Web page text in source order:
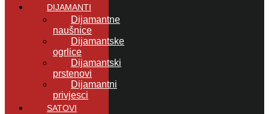
DIJAMANTI
Dijamantne
naušnice
Dijamantske
ogrlice
Dijamantski
prstenovi
Dijamantni
privjesci
SATOVI